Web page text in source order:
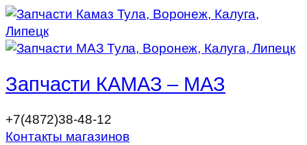
Запчасти КАМАЗ – МАЗ
+7(4872)38-48-12
Контакты магазинов